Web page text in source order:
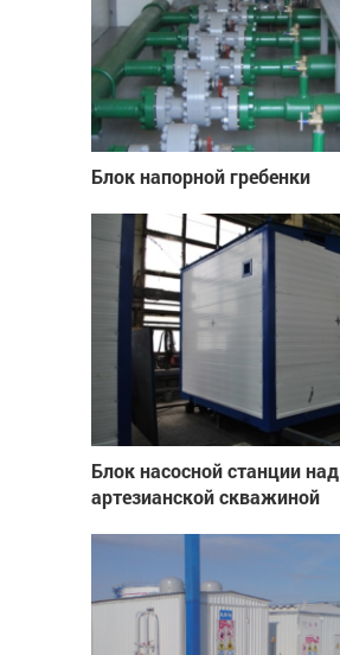
Блок напорной гребенки
Блок насосной станции над
артезианской скважиной